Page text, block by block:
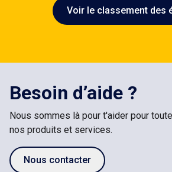
Voir le classement des
Besoin d’aide ?
Nous sommes là pour t'aider pour
nos produits et services.
Nous contacter